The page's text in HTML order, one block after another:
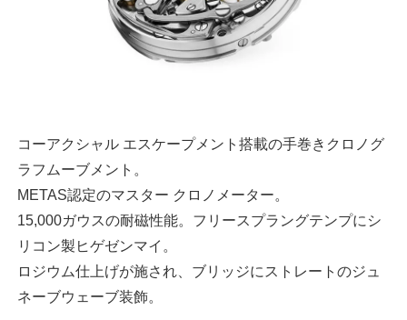
コーアクシャル エスケープメント搭載の手巻きクロノグ
ラフムーブメント。
METAS認定のマスター クロノメーター。
15,000ガウスの耐磁性能。フリースプラングテンプにシ
リコン製ヒゲゼンマイ。
ロジウム仕上げが施され、ブリッジにストレートのジュ
ネーブウェーブ装飾。